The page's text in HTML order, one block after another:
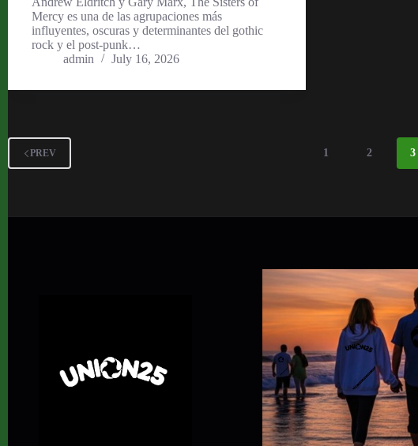
Mercy es una de las agrupaciones más
influyentes, oscuras y determinantes del gothic
rock y el post-punk…
admin
July 16, 2026
PREV 1 2 3